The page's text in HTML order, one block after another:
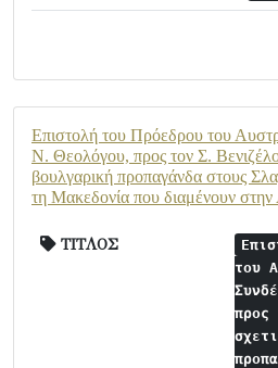
Επιστολή του Πρόεδρου του
Ν. Θεολόγου, προς τον Σ.
βουλγαρική προπαγάνδα στους
τη Μακεδονία που διαμένουν στην
ΤΙΤΛΟΣ
του
προς